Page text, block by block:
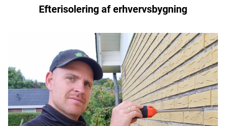
Efterisolering af erhvervsbygning